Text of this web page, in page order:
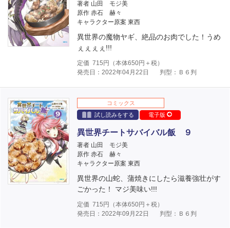
著者 山田 モジ美
原作 赤石 赫々
キャラクター原案 東西
異世界の魔物ヤギ、絶品のお肉でした！うめ
ぇぇぇぇ!!!
定価 715 円（本体650円＋税）
発売日：2022年04月22日
判型：Ｂ６判
コミックス
試し読みをする
電子版
異世界チートサバイバル飯 ９
著者 山田 モジ美
原作 赤石 赫々
キャラクター原案 東西
異世界の山蛇、蒲焼きにしたら滋養強壮がす
ごかった！ マジ美味い!!!
定価 715 円（本体650円＋税）
発売日：2022年09月22日
判型：Ｂ６判